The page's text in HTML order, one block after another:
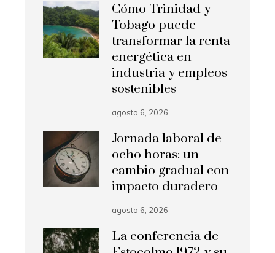
Cómo Trinidad y
Tobago puede
transformar la renta
energética en
industria y empleos
sostenibles
agosto 6, 2026
Jornada laboral de
ocho horas: un
cambio gradual con
impacto duradero
agosto 6, 2026
La conferencia de